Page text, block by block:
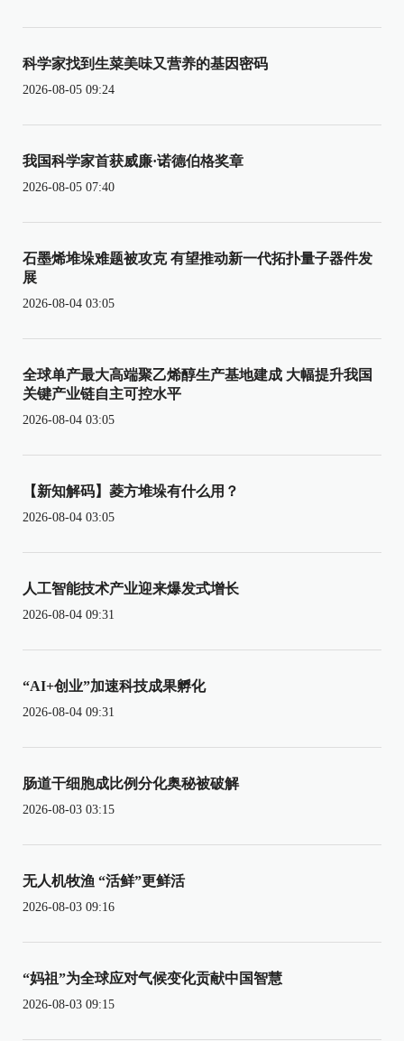
科学家找到生菜美味又营养的基因密码
2026-08-05 09:24
我国科学家首获威廉·诺德伯格奖章
2026-08-05 07:40
石墨烯堆垛难题被攻克 有望推动新一代拓扑量子器件发
展
2026-08-04 03:05
全球单产最大高端聚乙烯醇生产基地建成 大幅提升我国
关键产业链自主可控水平
2026-08-04 03:05
【新知解码】菱方堆垛有什么用？
2026-08-04 03:05
人工智能技术产业迎来爆发式增长
2026-08-04 09:31
“AI+创业”加速科技成果孵化
2026-08-04 09:31
肠道干细胞成比例分化奥秘被破解
2026-08-03 03:15
无人机牧渔 “活鲜”更鲜活
2026-08-03 09:16
“妈祖”为全球应对气候变化贡献中国智慧
2026-08-03 09:15